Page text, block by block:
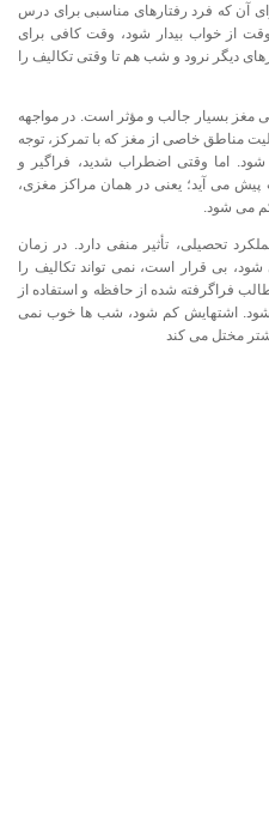
آن که فرد رفتارهای مناسبی برای درس
از خواب بیدار شود، وقت کافی برای
دیگر نرود و شب هم تا وقتی تکالیف را
مغز بسیار جالب و مؤثر است. در مواجهه
مناطق خاصی از مغز که با تمرکز، توجه
شود. اما وقتی اضطراب شدید، فراگیر و
می آید؛ یعنی در همان مراکز مغزی،
می شود.
تحصیلی، تأثیر منفی دارد. در زمان
بی قرار است، نمی تواند تکالیف را
فراگرفته شده از حافظه و استفاده از
شود. اشتهایش کم شود، شب ها خوب نمی
مختل می کند